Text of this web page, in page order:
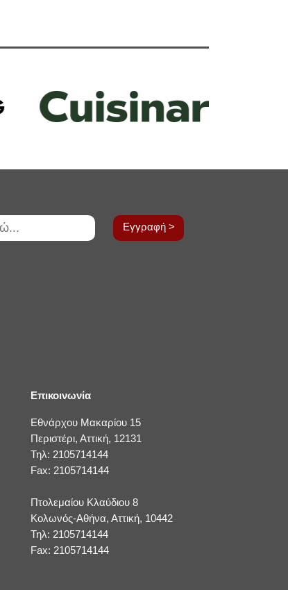
Εγγραφή >
Επικοινωνία
Εθνάρχου Μακαρίου 15
Περιστέρι, Αττική, 12131
Τηλ: 2105714144
Fax: 2105714144
Πτολεμαίου Κλαύδιου 8
Κολωνός-Αθήνα, Αττική, 10442
Τηλ: 2105714144
Fax: 2105714144